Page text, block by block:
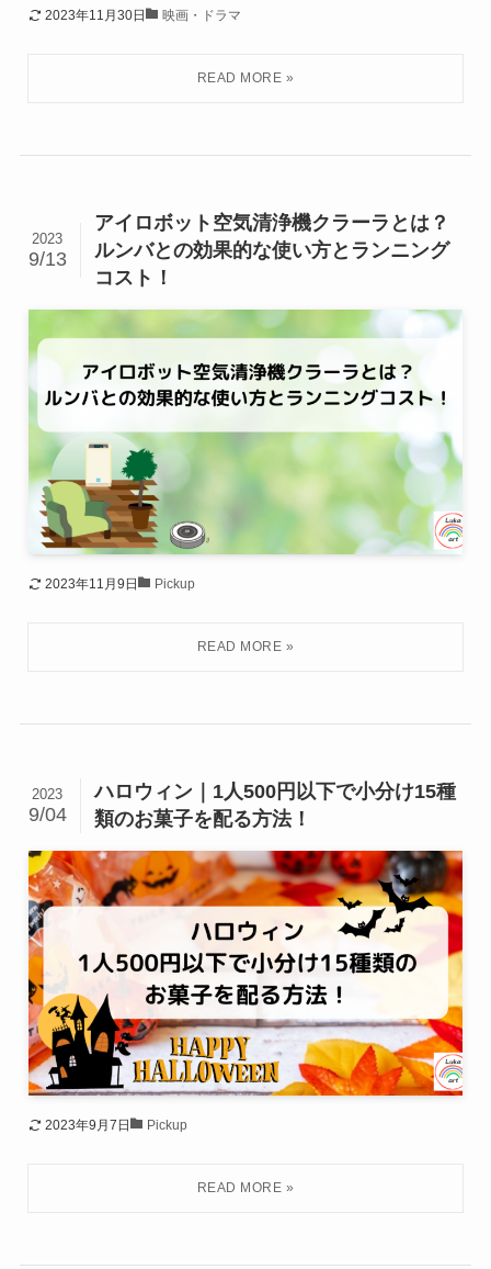
2023年11月30日 映画・ドラマ
アイロボット空気清浄機クラーラとは？
ルンバとの効果的な使い方とランニング
コスト！
2023
9/13
2023年11月9日 Pickup
ハロウィン｜1人500円以下で小分け15種
類のお菓子を配る方法！
2023
9/04
2023年9月7日 Pickup